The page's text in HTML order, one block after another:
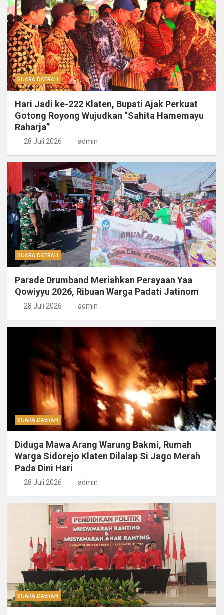
SUARA DAERAH
Hari Jadi ke-222 Klaten, Bupati Ajak Perkuat
Gotong Royong Wujudkan “Sahita Hamemayu
Raharja”
28 Juli 2026 admin
SUARA DAERAH
Parade Drumband Meriahkan Perayaan Yaa
Qowiyyu 2026, Ribuan Warga Padati Jatinom
28 Juli 2026 admin
SUARA DAERAH
Diduga Mawa Arang Warung Bakmi, Rumah
Warga Sidorejo Klaten Dilalap Si Jago Merah
Pada Dini Hari
28 Juli 2026 admin
SUARA DAERAH